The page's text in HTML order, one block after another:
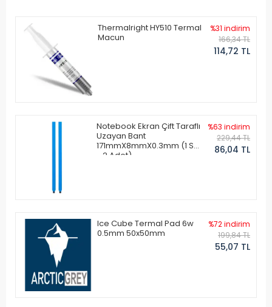
Thermalright HY510 Termal
Macun
%31 indirim
166,34 TL
114,72 TL
Notebook Ekran Çift Taraflı
Uzayan Bant
171mmX8mmX0.3mm (1 Set
- 2 Adet)
%63 indirim
229,44 TL
86,04 TL
Ice Cube Termal Pad 6w
0.5mm 50x50mm
%72 indirim
199,84 TL
55,07 TL